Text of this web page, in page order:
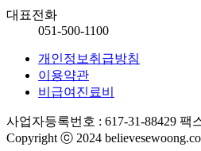
대표전화
051-500-1100
개인정보취급방침
이용약관
비급여진료비
사업자등록번호 : 617-31-88429 팩
Copyright ⓒ 2024